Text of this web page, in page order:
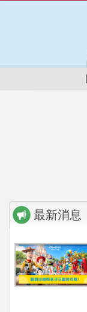
最新消息